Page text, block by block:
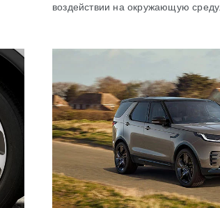
воздействии на окружающую среду.